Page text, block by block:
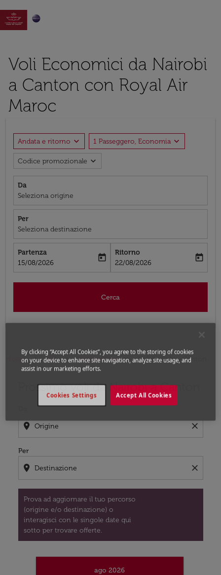

Voli Economici da Nairobi
a Canton con Royal Air
Maroc
Andata e ritorno expand_more 1 Passeggero, Economia expand_more
Codice promozionale expand_more
Da
Seleziona origine
Per
Seleziona destinazione
Partenza
fc-booking-departure-date-aria-label
15/08/2026
today
Ritorno
fc-booking-return-date-aria-label
22/08/2026
today
Cerca
Home Voli Voli per Cina Voli Nairobi - Canton
Prossimo voli da Nairobi a Canton
location_on close
Per
location_on close
Prova ad aggiornare il tuo percorso
(origine e/o destinazione) o
interagisci con le singole date qui
sotto per trovare offerte.
Prova ad aggiornare il tuo percorso (origine e/o
ago 2026
By clicking “Accept All Cookies”, you agree to the storing of cookies
on your device to enhance site navigation, analyze site usage, and
assist in our marketing efforts.
Accept All Cookies
Cookies Settings